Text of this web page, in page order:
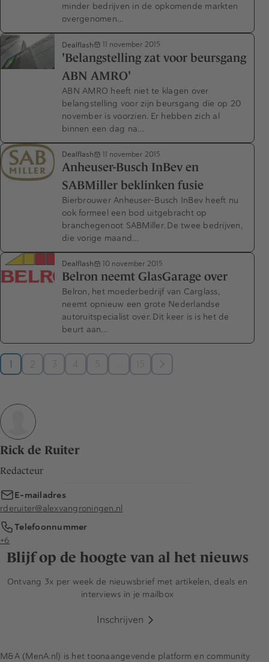
minder bedrijven in de opkomende markten
overgenomen…
Dealflash 11 november 2015
'Belangstelling zat voor beursgang
ABN AMRO'
ABN AMRO heeft niet te klagen over
belangstelling voor zijn beursgang die op 20
november is voorzien. Er hebben zich al
binnen een dag na…
Dealflash 11 november 2015
Anheuser-Busch InBev en
SABMiller beklinken fusie
Bierbrouwer Anheuser-Busch InBev heeft nu
ook formeel een bod uitgebracht op
branchegenoot SABMiller. De twee bedrijven,
die vorige maand…
Dealflash 10 november 2015
Belron neemt GlasGarage over
Belron, het moederbedrijf van Carglass,
neemt opnieuw een grote Nederlandse
autoruitspecialist over. Dit keer is is het de
beurt aan…
1 2 3 4 5 15
Rick de Ruiter
Redacteur
E-mailadres
rderuiter@alexvangroningen.nl
Telefoonnummer
+6
Blijf op de hoogte van al het nieuws
Ontvang 3x per week de nieuwsbrief met artikelen, deals en
interviews in je mailbox
Inschrijven
M&A (MenA.nl) is het toonaangevende platform en community